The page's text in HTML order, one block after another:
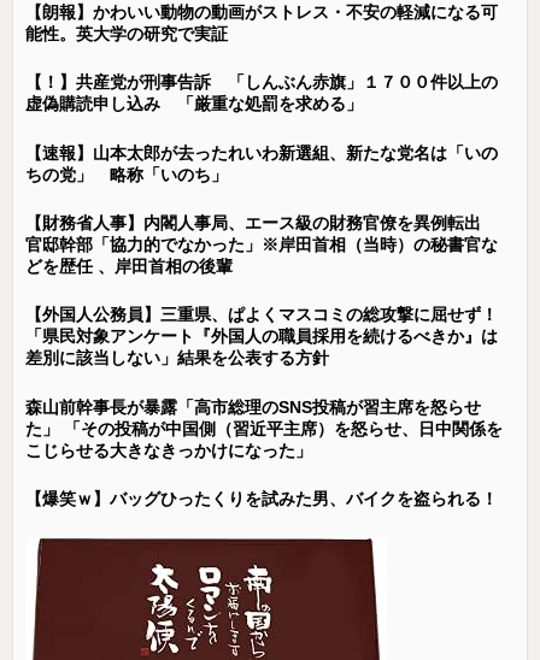
【朗報】かわいい動物の動画がストレス・不安の軽減になる可
能性。英大学の研究で実証
【！】共産党が刑事告訴 「しんぶん赤旗」１７００件以上の
虚偽購読申し込み 「厳重な処罰を求める」
【速報】山本太郎が去ったれいわ新選組、新たな党名は「いの
ちの党」 略称「いのち」
【財務省人事】内閣人事局、エース級の財務官僚を異例転出
官邸幹部「協力的でなかった」※岸田首相（当時）の秘書官な
どを歴任 、岸田首相の後輩
【外国人公務員】三重県、ぱよくマスコミの総攻撃に屈せず！
「県民対象アンケート『外国人の職員採用を続けるべきか』は
差別に該当しない」結果を公表する方針
森山前幹事長が暴露「高市総理のSNS投稿が習主席を怒らせ
た」 「その投稿が中国側（習近平主席）を怒らせ、日中関係を
こじらせる大きなきっかけになった」
【爆笑ｗ】バッグひったくりを試みた男、バイクを盗られる！